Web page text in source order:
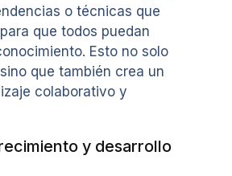
o técnicas que
que todos puedan
Esto no solo
que también crea un
colaborativo y
y desarrollo